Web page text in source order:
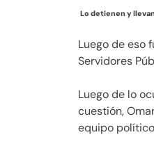
Lo detienen y
Luego de eso
Servidores
Luego de lo
cuestión,
equipo